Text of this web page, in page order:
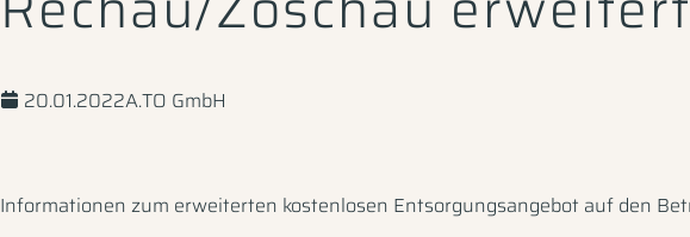
20.01.2022A.TO GmbH
Informationen zum erweiterten kostenlosen Entsorgungsangebot auf den